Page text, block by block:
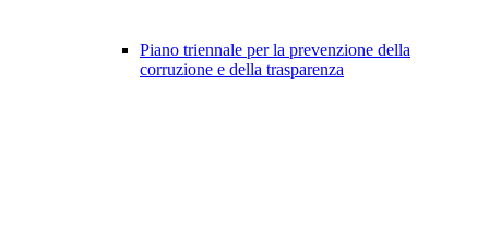
Piano triennale per la prevenzione della
corruzione e della trasparenza